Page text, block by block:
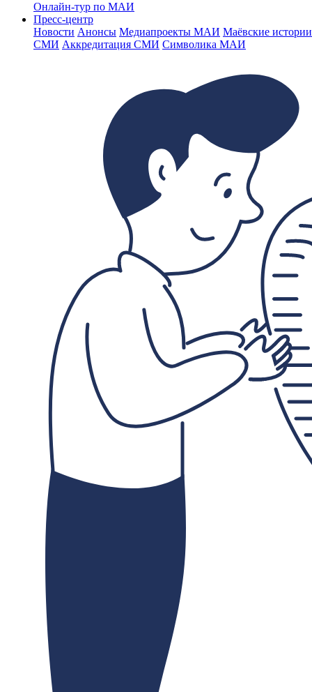
Онлайн-тур по МАИ
Пресс-центр
Новости Анонсы Медиапроекты МАИ Маёвские
СМИ Аккредитация СМИ Символика МАИ